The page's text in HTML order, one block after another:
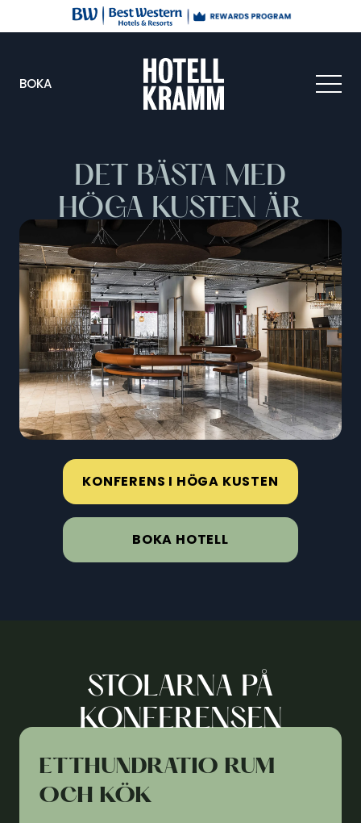
BOKA
DET BÄSTA MED
HÖGA KUSTEN ÄR
KONFERENS I HÖGA KUSTEN
BOKA HOTELL
STOLARNA PÅ
KONFERENSEN
ETTHUNDRATIO RUM
OCH KÖK